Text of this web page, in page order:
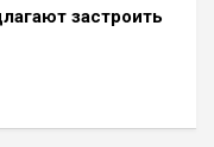
застроить